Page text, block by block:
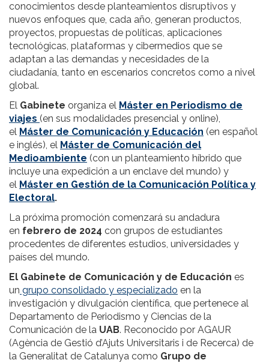
conocimientos desde planteamientos disruptivos y
nuevos enfoques que, cada año, generan productos,
proyectos, propuestas de políticas, aplicaciones
tecnológicas, plataformas y cibermedios que se
adaptan a las demandas y necesidades de la
ciudadanía, tanto en escenarios concretos como a nivel
global.
El Gabinete organiza el Máster en Periodismo de
viajes (en sus modalidades presencial y online),
el Máster de Comunicación y Educación (en español
e inglés), el Máster de Comunicación del
Medioambiente (con un planteamiento híbrido que
incluye una expedición a un enclave del mundo) y
el Máster en Gestión de la Comunicación Política y
Electoral.
La próxima promoción comenzará su andadura
en febrero de 2024 con grupos de estudiantes
procedentes de diferentes estudios, universidades y
países del mundo.
El Gabinete de Comunicación y de Educación es
un grupo consolidado y especializado en la
investigación y divulgación científica, que pertenece al
Departamento de Periodismo y Ciencias de la
Comunicación de la UAB. Reconocido por AGAUR
(Agència de Gestió d’Ajuts Universitaris i de Recerca) de
la Generalitat de Catalunya como Grupo de